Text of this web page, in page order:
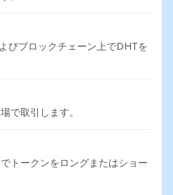
びブロックチェーン上でDHTを
で取引します。
トークンをロングまたはショー